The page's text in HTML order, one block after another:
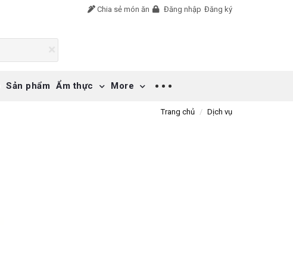
Chia sẻ món ăn Đăng nhập Đăng ký
Sản phẩm Ẩm thực More
Trang chủ Dịch vụ